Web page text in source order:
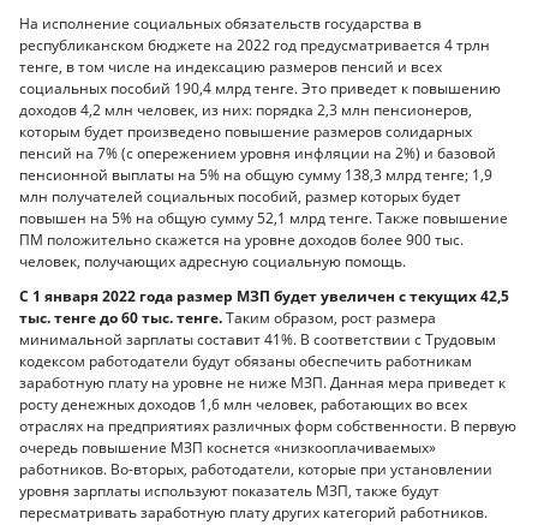
На исполнение социальных обязательств государства в
республиканском бюджете на 2022 год предусматривается 4 трлн
тенге, в том числе на индексацию размеров пенсий и всех
социальных пособий 190,4 млрд тенге. Это приведет к повышению
доходов 4,2 млн человек, из них: порядка 2,3 млн пенсионеров,
которым будет произведено повышение размеров солидарных
пенсий на 7% (с опережением уровня инфляции на 2%) и базовой
пенсионной выплаты на 5% на общую сумму 138,3 млрд тенге; 1,9
млн получателей социальных пособий, размер которых будет
повышен на 5% на общую сумму 52,1 млрд тенге. Также повышение
ПМ положительно скажется на уровне доходов более 900 тыс.
человек, получающих адресную социальную помощь.
С 1 января 2022 года размер МЗП будет увеличен с текущих 42,5
тыс. тенге до 60 тыс. тенге.Таким образом, рост размера
минимальной зарплаты составит 41%. В соответствии с Трудовым
кодексом работодатели будут обязаны обеспечить работникам
заработную плату на уровне не ниже МЗП. Данная мера приведет к
росту денежных доходов 1,6 млн человек, работающих во всех
отраслях на предприятиях различных форм собственности. В первую
очередь повышение МЗП коснется «низкооплачиваемых»
работников. Во-вторых, работодатели, которые при установлении
уровня зарплаты используют показатель МЗП, также будут
пересматривать заработную плату других категорий работников.